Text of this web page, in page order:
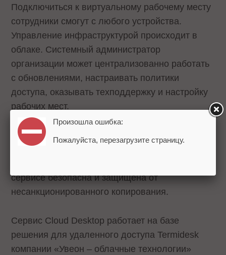
Подключиться к виртуальному рабочему месту
сотрудники смогут с любого устройства.
Управление инфраструктурой происходит в
облаке. Системный администратор
организации может централизованно работать
с обновлениями, настраивать политики
доступа, оказывать техподдержку и настройку
рабочих мест.
Cloud Desktop имеет шифрование и
сервисе безопасна и защищена от
несанкционированного копирования.
Сервис Cloud Desktop работает на базе
решения для удаленного доступа Termidesk
компании «Увеон – облачные технологии»
Произошла ошибка:
Пожалуйста, перезагрузите страницу.